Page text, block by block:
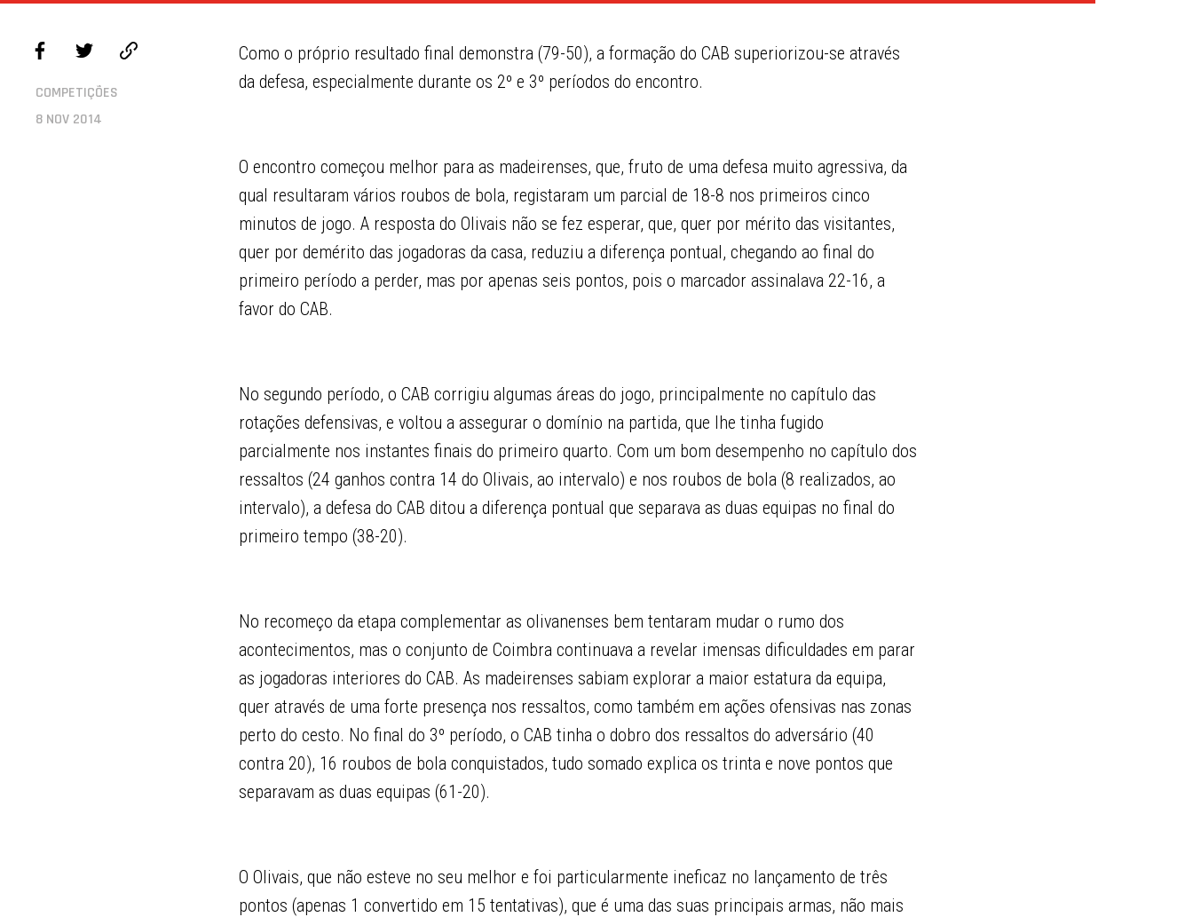
COMPETIÇÕES
8 NOV 2014
Como o próprio resultado final demonstra (79-50), a formação do CAB superiorizou-se através
da defesa, especialmente durante os 2º e 3º períodos do encontro.
O encontro começou melhor para as madeirenses, que, fruto de uma defesa muito agressiva, da
qual resultaram vários roubos de bola, registaram um parcial de 18-8 nos primeiros cinco
minutos de jogo. A resposta do Olivais não se fez esperar, que, quer por mérito das visitantes,
quer por demérito das jogadoras da casa, reduziu a diferença pontual, chegando ao final do
primeiro período a perder, mas por apenas seis pontos, pois o marcador assinalava 22-16, a
favor do CAB.
No segundo período, o CAB corrigiu algumas áreas do jogo, principalmente no capítulo das
rotações defensivas, e voltou a assegurar o domínio na partida, que lhe tinha fugido
parcialmente nos instantes finais do primeiro quarto. Com um bom desempenho no capítulo dos
ressaltos (24 ganhos contra 14 do Olivais, ao intervalo) e nos roubos de bola (8 realizados, ao
intervalo), a defesa do CAB ditou a diferença pontual que separava as duas equipas no final do
primeiro tempo (38-20).
No recomeço da etapa complementar as olivanenses bem tentaram mudar o rumo dos
acontecimentos, mas o conjunto de Coimbra continuava a revelar imensas dificuldades em parar
as jogadoras interiores do CAB. As madeirenses sabiam explorar a maior estatura da equipa,
quer através de uma forte presença nos ressaltos, como também em ações ofensivas nas zonas
perto do cesto. No final do 3º período, o CAB tinha o dobro dos ressaltos do adversário (40
contra 20), 16 roubos de bola conquistados, tudo somado explica os trinta e nove pontos que
separavam as duas equipas (61-20).
O Olivais, que não esteve no seu melhor e foi particularmente ineficaz no lançamento de três
pontos (apenas 1 convertido em 15 tentativas), que é uma das suas principais armas, não mais